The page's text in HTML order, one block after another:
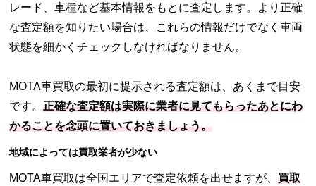
レード、車種など基本情報をもとに査定します。より正確
な査定額を知りたい場合は、これらの情報だけでなく車両
状態を細かくチェックしなければなりません。
MOTA車買取の最初に提示される査定額は、あくまで目安
です。 正確な査定額は実際に業者に見てもらったあとにわ
かることを念頭に置いておきましょう。
地域によっては買取業者が少ない
MOTA車買取は全国エリアで査定依頼を出せますが、 買取